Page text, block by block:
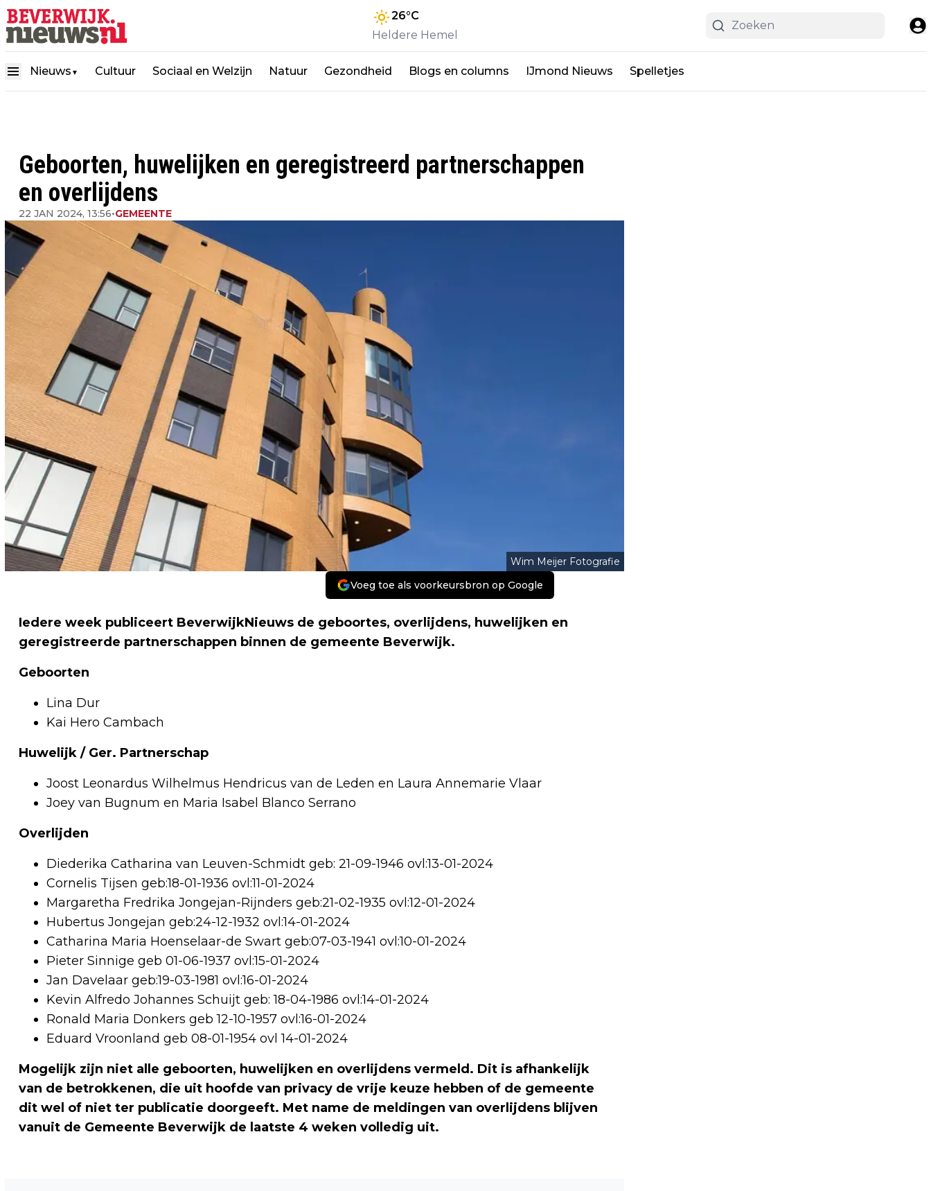
26°C
Heldere Hemel
Nieuws ▼ Cultuur Sociaal en Welzijn Natuur Gezondheid Blogs en columns IJmond Nieuws Spelletjes
Geboorten, huwelijken en geregistreerd partnerschappen
en overlijdens
22 JAN 2024, 13:56•GEMEENTE
Wim Meijer Fotografie
Voeg toe als voorkeursbron op Google
Iedere week publiceert BeverwijkNieuws de geboortes, overlijdens, huwelijken en
geregistreerde partnerschappen binnen de gemeente Beverwijk.
Geboorten
Lina Dur
Kai Hero Cambach
Huwelijk / Ger. Partnerschap
Joost Leonardus Wilhelmus Hendricus van de Leden en Laura Annemarie Vlaar
Joey van Bugnum en Maria Isabel Blanco Serrano
Overlijden
Diederika Catharina van Leuven-Schmidt geb: 21-09-1946 ovl:13-01-2024
Cornelis Tijsen geb:18-01-1936 ovl:11-01-2024
Margaretha Fredrika Jongejan-Rijnders geb:21-02-1935 ovl:12-01-2024
Hubertus Jongejan geb:24-12-1932 ovl:14-01-2024
Catharina Maria Hoenselaar-de Swart geb:07-03-1941 ovl:10-01-2024
Pieter Sinnige geb 01-06-1937 ovl:15-01-2024
Jan Davelaar geb:19-03-1981 ovl:16-01-2024
Kevin Alfredo Johannes Schuijt geb: 18-04-1986 ovl:14-01-2024
Ronald Maria Donkers geb 12-10-1957 ovl:16-01-2024
Eduard Vroonland geb 08-01-1954 ovl 14-01-2024
Mogelijk zijn niet alle geboorten, huwelijken en overlijdens vermeld. Dit is afhankelijk
van de betrokkenen, die uit hoofde van privacy de vrije keuze hebben of de gemeente
dit wel of niet ter publicatie doorgeeft. Met name de meldingen van overlijdens blijven
vanuit de Gemeente Beverwijk de laatste 4 weken volledig uit.